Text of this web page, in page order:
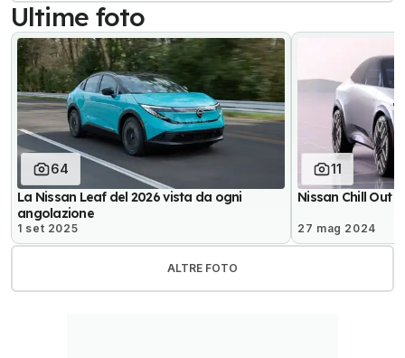
Ultime foto
64
La Nissan Leaf del 2026 vista da ogni
angolazione
1 set 2025
11
Nissan Chill Out
27 mag 2024
ALTRE FOTO